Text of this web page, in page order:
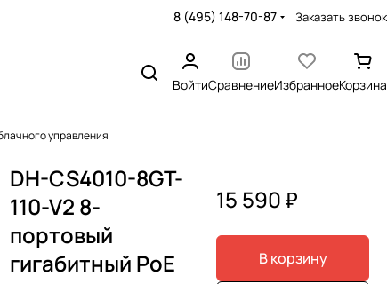
8 (495) 148-70-87 Заказать звонок
ВойтиСравнениеИзбранноеКорзина
управления
DH-CS4010-8GT-
110-V2 8-
портовый
гигабитный PoE
15 590 ₽
В корзину